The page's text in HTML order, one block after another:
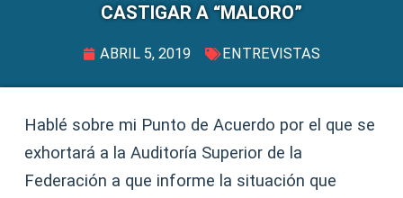
CASTIGAR A “MALORO”
ABRIL 5, 2019 ENTREVISTAS
Hablé sobre mi Punto de Acuerdo por el que se
exhortará a la Auditoría Superior de la
Federación a que informe la situación que